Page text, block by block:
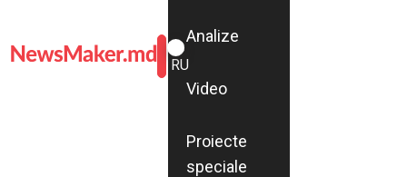
ROMÂNĂ
RU
Analize
Video
Proiecte
speciale